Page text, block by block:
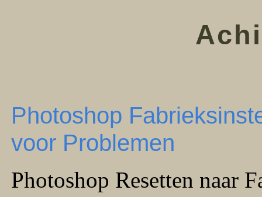
Photoshop
voor Problemen
Photoshop Resetten naar